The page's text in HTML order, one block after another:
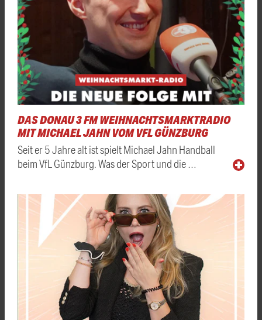
DAS DONAU 3 FM WEIHNACHTSMARKTRADIO
MIT MICHAEL JAHN VOM VFL GÜNZBURG
Seit er 5 Jahre alt ist spielt Michael Jahn Handball
beim VfL Günzburg. Was der Sport und die …